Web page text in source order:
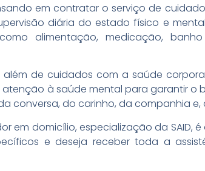
em contratar o serviço de
diária do estado físico e
alimentação, medicação,
além de cuidados com a saúde
à saúde mental para garantir o
conversa, do carinho, da companhia
em domicílio, especialização da SAID,
e deseja receber toda a